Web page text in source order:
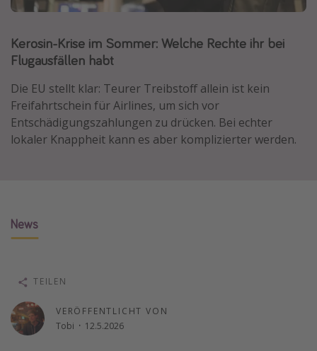
Korsika
Gambia
Reisethemen
Alle Reisethemen
Abenteuerurlaub
Weitere Themen
Reise Journal
Kerosin-Krise im Sommer: Welche Rechte ihr bei
Flugausfällen habt
Die EU stellt klar: Teurer Treibstoff allein ist kein
Freifahrtschein für Airlines, um sich vor
Entschädigungszahlungen zu drücken. Bei echter
lokaler Knappheit kann es aber komplizierter werden.
News
VERÖFFENTLICHT VON
Tobi · 12.5.2026
TEILEN